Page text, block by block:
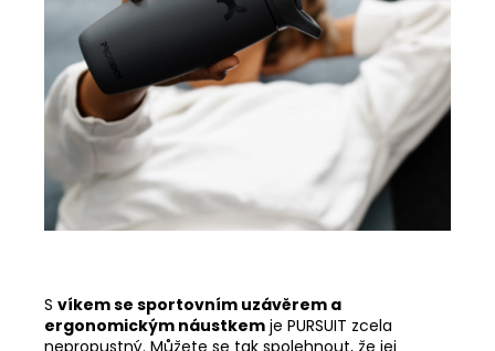
S víkem se sportovním uzávěrem a
ergonomickým náustkem je PURSUIT zcela
nepropustný. Můžete se tak spolehnout, že jej